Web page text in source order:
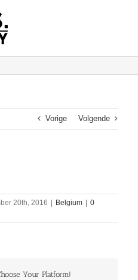
Vorige Volgende
20th, 2016 Belgium
0
Your Platform!